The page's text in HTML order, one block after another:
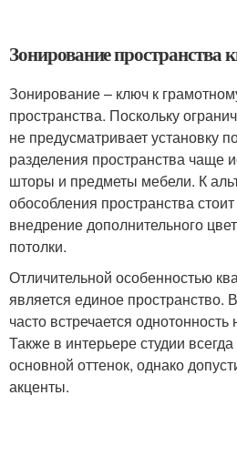
Зонирование пространства
Зонирование – ключ к
пространства. Поскольку
не предусматривает установку
разделения пространства чаще
шторы и предметы мебели. К
обособления пространства
внедрение дополнительного
потолки.
Отличительной особенностью
является единое пространство.
часто встречается
Также в интерьере студии
основной оттенок, однако
акценты.